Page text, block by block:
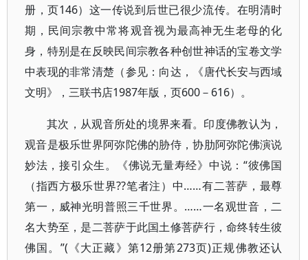
册，页146）这一传说到后世已很少流传。在明清时
期，民间宗教中常将观音视为最高神无生老母的化
身，特别是在反映民间宗教各种创世神话的宝卷文学
中表现的非常清楚（参见：向达，《唐代长安与西域
文明》，三联书店1987年版，页600－616）。
其次，从观音所处的境界来看。印度佛教认为，
观音是极乐世界阿弥陀佛的胁侍，协肋阿弥陀佛演说
妙法，接引众生。《佛说无量寿经》中说：“彼佛国
（指西方极乐世界??笔者注）中……有二菩萨，最尊
第一，威神光明普照三千世界。……一名观世音，二
名大势至，是二菩萨于此国土修菩萨行，命终转生彼
佛国。”(《大正藏》第12册第273页)正规佛教还认